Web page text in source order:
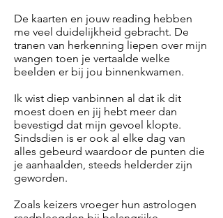
De kaarten en jouw reading hebben
me veel duidelijkheid gebracht. De
tranen van herkenning liepen over mijn
wangen toen je vertaalde welke
beelden er bij jou binnenkwamen.
Ik wist diep vanbinnen al dat ik dit
moest doen en jij hebt meer dan
bevestigd dat mijn gevoel klopte.
Sindsdien is er ook al elke dag van
alles gebeurd waardoor de punten die
je aanhaalden, steeds helderder zijn
geworden.
Zoals keizers vroeger hun astrologen